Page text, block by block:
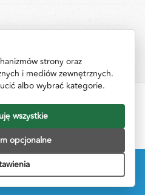
Kontakt
2015. Designed and developed by
.
strony oraz
i mediów zewnętrznych.
albo wybrać kategorie.
wszystkie
opcjonalne